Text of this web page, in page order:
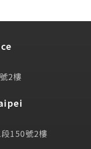
2樓
150號2樓